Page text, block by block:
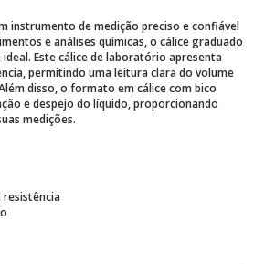
instrumento de medição preciso e confiável
e análises químicas, o cálice graduado
Este cálice de laboratório apresenta
permitindo uma leitura clara do volume
disso, o formato em cálice com bico
e despejo do líquido, proporcionando
medições.